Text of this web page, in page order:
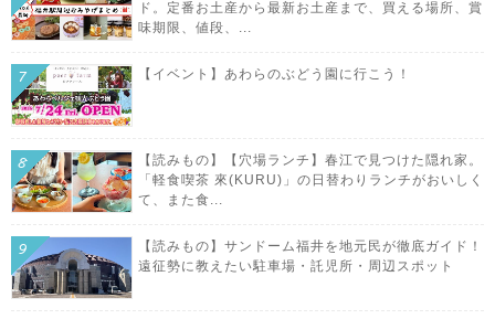
ド。定番お土産から最新お土産まで、買える場所、賞
味期限、値段、...
【イベント】あわらのぶどう園に行こう！
【読みもの】【穴場ランチ】春江で見つけた隠れ家。
「軽食喫茶 來(KURU)」の日替わりランチがおいしく
て、また食...
【読みもの】サンドーム福井を地元民が徹底ガイド！
遠征勢に教えたい駐車場・託児所・周辺スポット